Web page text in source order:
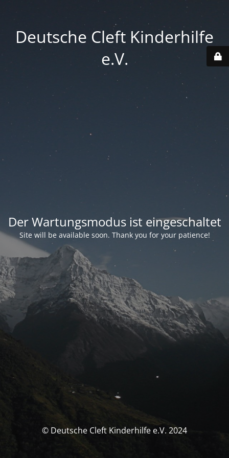
Deutsche Cleft Kinderhilfe
e.V.
Der Wartungsmodus ist eingeschaltet
Site will be available soon. Thank you for your patience!
© Deutsche Cleft Kinderhilfe e.V. 2024